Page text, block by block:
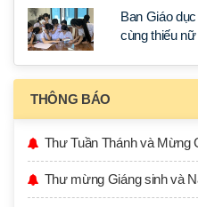
Ban Giáo
cùng thiếu
THÔNG BÁO
Thư Tuần Thánh và Mừng
Thư mừng Giáng sinh và